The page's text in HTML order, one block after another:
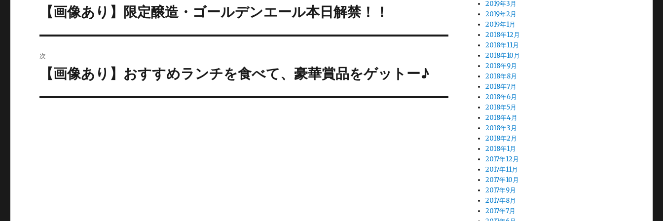
稿
ゲ
の
投
稿:
【画像あり】限定醸造・ゴールデンエール本日解禁！！
次
投
【画像あり】おすすめランチを食べて、豪華賞品をゲットー♪
2019年3月
2019年2月
2019年1月
2018年12月
2018年11月
2018年10月
2018年9月
2018年8月
2018年7月
2018年6月
2018年5月
2018年4月
2018年3月
2018年2月
2018年1月
2017年12月
2017年11月
2017年10月
2017年9月
2017年8月
2017年7月